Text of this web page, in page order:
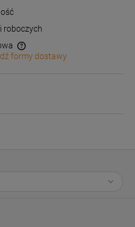
roboczych
płatności
formy dostawy